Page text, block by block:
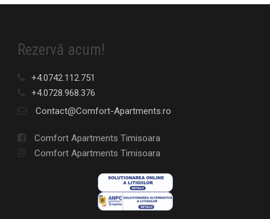
Rezervă acum!
+4.0742.112.751
+4.0728.968.376
Contact@Comfort-Apartments.ro
Comfort Apartments Timisoara
Comfort Apartments Timisoara